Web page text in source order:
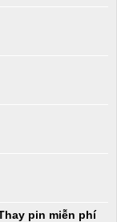
pin miễn phí